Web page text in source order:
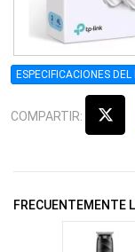
ESPECIFICACIONES
COMPARTIR:
FRECUENTEMENTE